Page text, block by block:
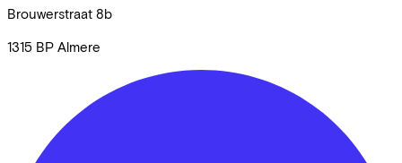
Brouwerstraat 8b
1315 BP Almere